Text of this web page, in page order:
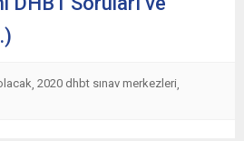
2020 dhbt sınav merkezleri